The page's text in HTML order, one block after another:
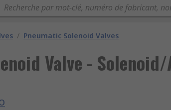
/ Pneumatic Solenoid Valves
Valve -